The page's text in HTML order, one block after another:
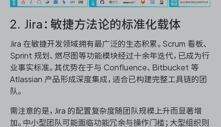
2. Jira：敏捷方法论的标准化载体
Jira 在敏捷开发领域拥有最广泛的生态积累。Scrum 看板、
Sprint 规划、燃尽图等功能模块经过十余年迭代，已成为行
业事实标准。其优势在于与 Confluence、Bitbucket 等
Atlassian 产品形成深度集成，适合已构建完整工具链的团
队。
需注意的是，Jira 的配置复杂度随团队规模上升而显著增
加。中小型团队可能面临功能冗余与操作门槛；大型组织则